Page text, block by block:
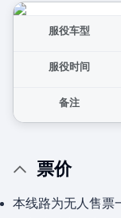
服役车型
服役时间
备注
票价
本线路为无人售票